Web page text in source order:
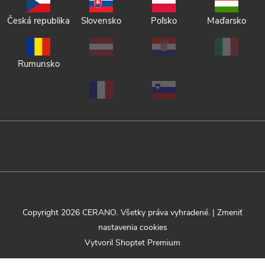
Česká republika Slovensko Poľsko Maďarsko
Rumunsko
Vytvoril Shoptet Premium
Copyright 2026 CERANO. Všetky práva vyhradené. | Zmeniť
nastavenia cookies